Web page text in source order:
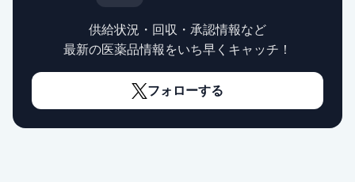
オロパタジン塩酸塩錠
2.5mg「NSKK」
薬価 10.80 円
通常出荷
オロパタジン塩酸塩錠2.5mg「トー
ワ」
通常出荷
供給状況・回収・承認情報など
最新の医薬品情報をいち早くキャッチ！
フォローする